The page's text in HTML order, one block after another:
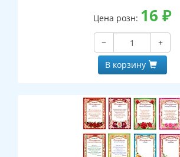
Цена розн: 16 ₽
−
+
В корзину